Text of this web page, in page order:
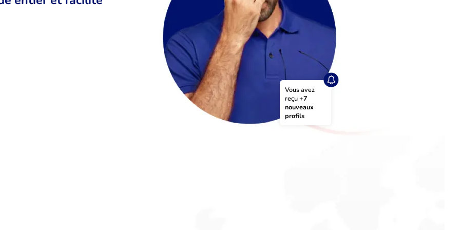
Vous avez
reçu +7
nouveaux
profils